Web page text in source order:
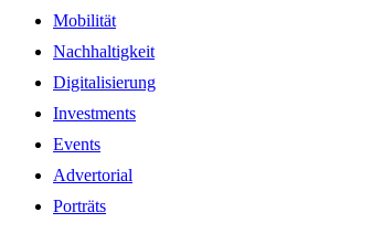
Mobilität
Nachhaltigkeit
Digitalisierung
Investments
Events
Advertorial
Porträts